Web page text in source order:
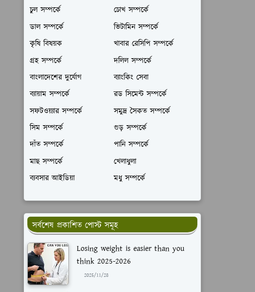
চুল সম্পর্কে
চোখ সম্পর্কে
ডাল সম্পর্কে
ভিটামিন সম্পর্কে
কৃষি বিষয়ক
খাবার রেসিপি সম্পর্কে
গ্রহ সম্পর্কে
দলিল সম্পর্কে
বাংলাদেশের দুর্যোগ
ব্যাংকিং সেবা
ব্যায়াম সম্পর্কে
রড সিমেন্ট সম্পর্কে
সফটওয়্যার সম্পর্কে
সমুদ্র সৈকত সম্পর্কে
সিম সম্পর্কে
গুড় সম্পর্কে
দাঁত সম্পর্কে
পানি সম্পর্কে
মাছ সম্পর্কে
খেলাধুলা
ব্যবসার আইডিয়া
মধু সম্পর্কে
সর্বশেষ প্রকাশিত পোস্ট সমূহ
Losing weight is easier than you
think 2025-2026
2025/11/28